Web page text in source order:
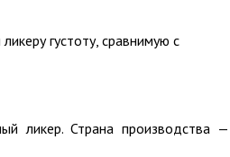
густоту, сравнимую с
ликер. Страна производства —